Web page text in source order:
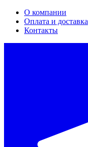
О компании
Оплата и доставка
Контакты